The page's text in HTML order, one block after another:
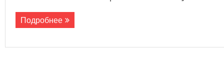
Подробнее